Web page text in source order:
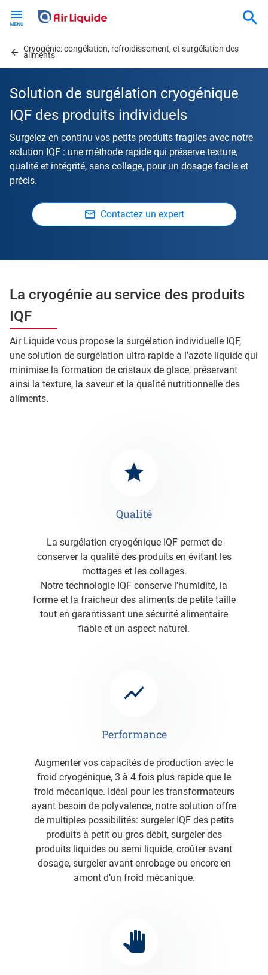
content
Cryogénie: congélation, refroidissement, et surgélation des
aliments
Solution de surgélation cryogénique
IQF des produits individuels
Surgelez en continu vos petits produits fragiles avec notre
solution IQF : une méthode rapide qui préserve texture,
qualité et intégrité, sans collage, pour un dosage facile et
précis.
Contactez un expert
La cryogénie au service des produits
IQF
Air Liquide vous propose la surgélation individuelle IQF,
une solution de surgélation ultra-rapide à l'azote liquide qui
minimise la formation de cristaux de glace, préservant
ainsi la texture, la saveur et la qualité nutritionnelle des
aliments.
Qualité
La surgélation cryogénique IQF permet de
conserver la qualité des produits en évitant les
mottages et les collages.
Notre technologie IQF conserve l'humidité, la
forme et la fraîcheur des aliments de petite taille
tout en garantissant une sécurité alimentaire
fiable et un aspect naturel.
Performance
Augmenter vos capacités de production avec le
froid cryogénique, 3 à 4 fois plus rapide que le
froid mécanique. Idéal pour les transformateurs
ayant besoin de polyvalence, notre solution offre
de multiples possibilités: surgeler IQF des petits
produits à petit ou gros débit, surgeler des
produits liquides ou semi liquide, croûter avant
dosage, surgeler avant enrobage ou encore en
amont d’un froid mécanique.